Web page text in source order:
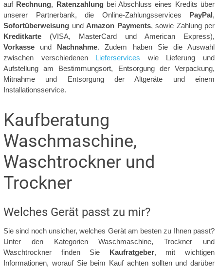
auf Rechnung, Ratenzahlungbei Abschluss eines Kredits über
unserer Partnerbank, die Online-Zahlungsservices PayPal,
Sofortüberweisung und Amazon Payments, sowie Zahlung per
Kreditkarte (VISA, MasterCard und American Express),
Vorkasse und Nachnahme. Zudem haben Sie die Auswahl
zwischen verschiedenen Lieferservices wie Lieferung und
Aufstellung am Bestimmungsort, Entsorgung der Verpackung,
Mitnahme und Entsorgung der Altgeräte und einem
Installationsservice.
Kaufberatung
Waschmaschine,
Waschtrockner und
Trockner
Welches Gerät passt zu mir?
Sie sind noch unsicher, welches Gerät am besten zu Ihnen passt?
Unter den Kategorien Waschmaschine, Trockner und
Waschtrockner finden Sie Kaufratgeber, mit wichtigen
Informationen, worauf Sie beim Kauf achten sollten und darüber